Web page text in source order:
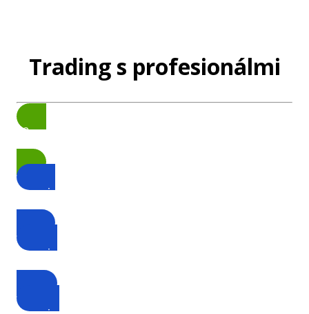
Trading s profesionálmi
12 mesiacov | 758 €
63€ / mesiac
6 mesiacov| 403 €
67€ / mesiac
3 mesiace | 213 €
71€ / mesiac